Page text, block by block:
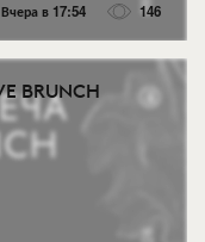
Вчера в 17:54 146
BRUNCH